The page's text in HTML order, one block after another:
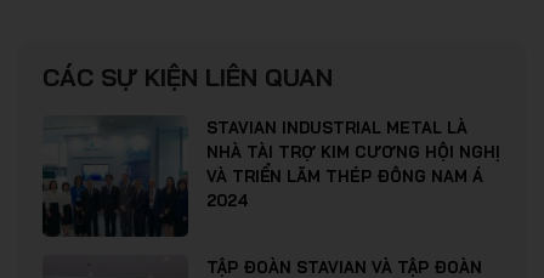
CÁC SỰ KIỆN LIÊN QUAN
STAVIAN INDUSTRIAL METAL LÀ
NHÀ TÀI TRỢ KIM CƯƠNG HỘI NGHỊ
VÀ TRIỂN LÃM THÉP ĐÔNG NAM Á
2024
TẬP ĐOÀN STAVIAN VÀ TẬP ĐOÀN